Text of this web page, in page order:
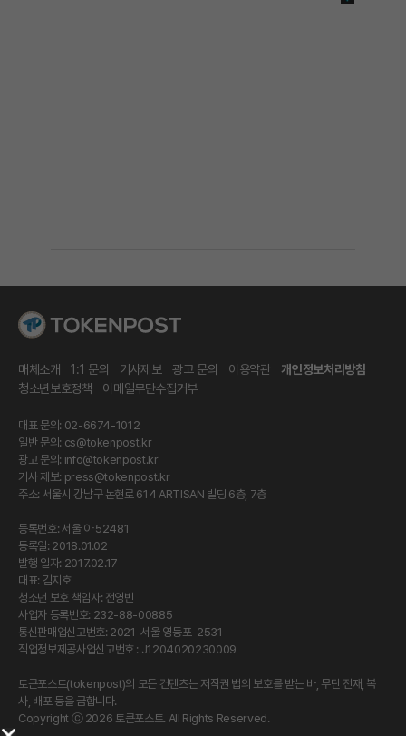
매체소개 1:1 문의 기사제보 광고 문의 이용약관
개인정보처리방침
청소년보호정책
이메일무단수집거부
대표 문의: 02-6674-1012
일반 문의: cs@tokenpost.kr
광고 문의: info@tokenpost.kr
기사 제보: press@tokenpost.kr
주소: 서울시 강남구 논현로 614 ARTISAN 빌딩 6층, 7층
등록번호: 서울 아 52481
등록일: 2018.01.02
발행 일자: 2017.02.17
대표: 김지호
청소년 보호 책임자: 전영빈
사업자 등록번호: 232-88-00885
통신판매업신고번호: 2021-서울 영등포-2531
직업정보제공사업신고번호 : J1204020230009
토큰포스트(tokenpost)의 모든 컨텐츠는 저작권 법의 보호를 받는 바, 무단 전재, 복
사, 배포 등을 금합니다.
Copyright ⓒ 2026 토큰포스트. All Rights Reserved.